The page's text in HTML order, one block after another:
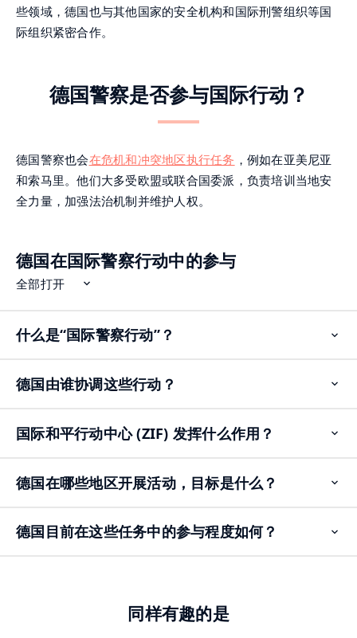
些领域，德国也与其他国家的安全机构和国际刑警组织等国
际组织紧密合作。
德国警察是否参与国际行动？
德国警察也会在危机和冲突地区执行任务 ，例如在亚美尼亚
和索马里。他们大多受欧盟或联合国委派，负责培训当地安
全力量，加强法治机制并维护人权。
德国在国际警察行动中的参与
全部打开
什么是“国际警察行动”？
德国由谁协调这些行动？
国际和平行动中心 (ZIF) 发挥什么作用？
德国在哪些地区开展活动，目标是什么？
德国目前在这些任务中的参与程度如何？
同样有趣的是